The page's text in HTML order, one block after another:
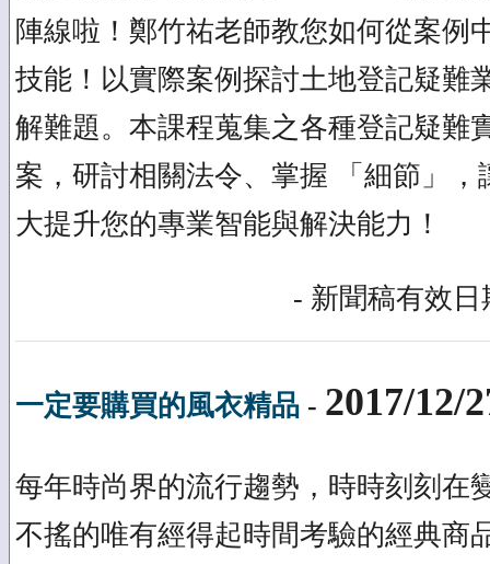
陣線啦！鄭竹祐老師教您如何從案例
技能！以實際案例探討土地登記疑難
解難題。本課程蒐集之各種登記疑難
案，研討相關法令、掌握 「細節」
大提升您的專業智能與解決能力！
- 新聞稿有效日
一定要購買的風衣精品 - 2017/12/
每年時尚界的流行趨勢，時時刻刻在
不搖的唯有經得起時間考驗的經典商